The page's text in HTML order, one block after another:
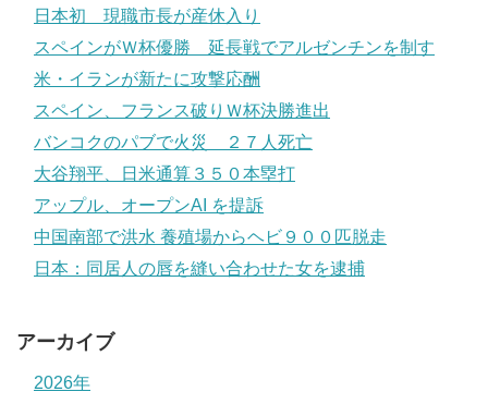
日本初 現職市長が産休入り
スペインがＷ杯優勝 延長戦でアルゼンチンを制す
米・イランが新たに攻撃応酬
スペイン、フランス破りＷ杯決勝進出
バンコクのパブで火災 ２７人死亡
大谷翔平、日米通算３５０本塁打
アップル、オープンAI を提訴
中国南部で洪水 養殖場からヘビ９００匹脱走
日本：同居人の唇を縫い合わせた女を逮捕
アーカイブ
2026年